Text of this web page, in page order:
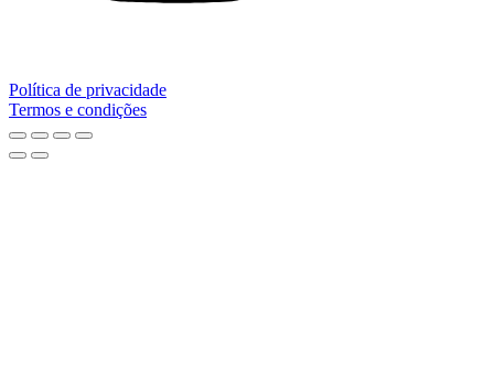
Política de privacidade
Termos e condições